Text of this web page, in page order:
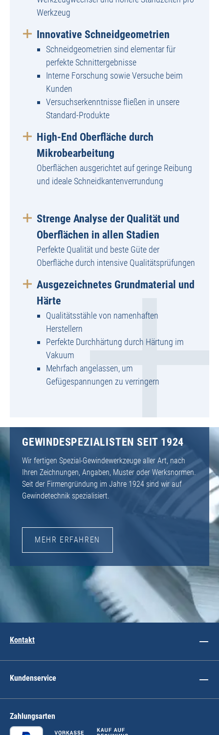
Werkzeug
Innovative Schneidgeometrien
Schneidgeometrien sind elementar für
perfekte Schnittergebnisse
Interne Forschung sowie Versuche beim
Kunden
Versuchserkenntnisse fließen in unsere
Standard-Produkte
High-End Oberfläche durch
Mikrobearbeitung
Oberflächen ausgerichtet auf geringe Reibung
und ideale Schneidkantenverrundung
Strenge Analyse der Qualität und
Oberflächen in allen Stadien
Perfekte Qualität und beste Güte der
Oberfläche durch intensive Qualitätsprüfungen
Ausgezeichnetes Grundmaterial und
Härte
Qualitätsstähle von namenhaften
Herstellern
Perfekte Durchhärtung durch Härtung im
Vakuum
Mehrfach angelassen, um
Gefügespannungen zu verringern
GEWINDESPEZIALISTEN SEIT 1924
Wir fertigen Spezial-Gewindewerkzeuge aller Art, nach
Ihren Zeichnungen, Angaben, Muster oder Werksnormen.
Seit der Firmengründung im Jahre 1924 sind wir auf
Gewindetechnik spezialisiert.
MEHR ERFAHREN
Kontakt
Kundenservice
Zahlungsarten